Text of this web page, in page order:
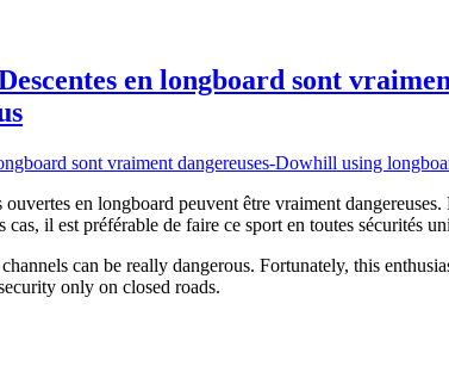
en longboard sont
ouvertes en longboard peuvent être vraiment
il est préférable de faire ce sport en toutes sécurités
can be really dangerous. Fortunately, this
only on closed roads.